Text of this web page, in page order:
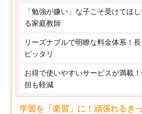
「勉強が嫌い」な子こそ受けてほ
る家庭教師
リーズナブルで明瞭な料金体系！
ピッタリ
お得で使いやすいサービスが満載
担も軽減
学習を「楽習」に！頑張れるき